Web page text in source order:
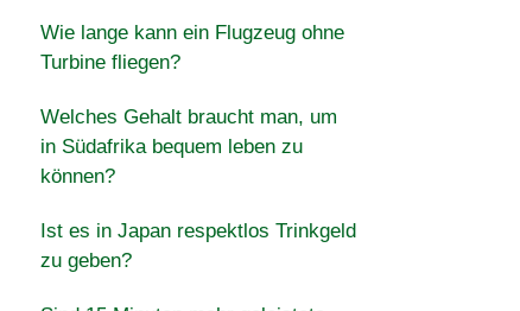
Wie lange kann ein Flugzeug ohne
Turbine fliegen?
Welches Gehalt braucht man, um
in Südafrika bequem leben zu
können?
Ist es in Japan respektlos Trinkgeld
zu geben?